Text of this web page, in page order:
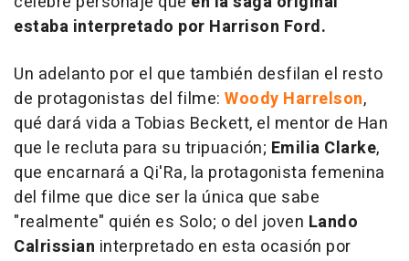
estaba interpretado por Harrison Ford.
Un adelanto por el que también desfilan el resto
de protagonistas del filme: Woody Harrelson,
qué dará vida a Tobias Beckett, el mentor de Han
que le recluta para su tripuación; Emilia Clarke,
que encarnará a Qi'Ra, la protagonista femenina
del filme que dice ser la única que sabe
"realmente" quién es Solo; o del joven Lando
Calrissian interpretado en esta ocasión por